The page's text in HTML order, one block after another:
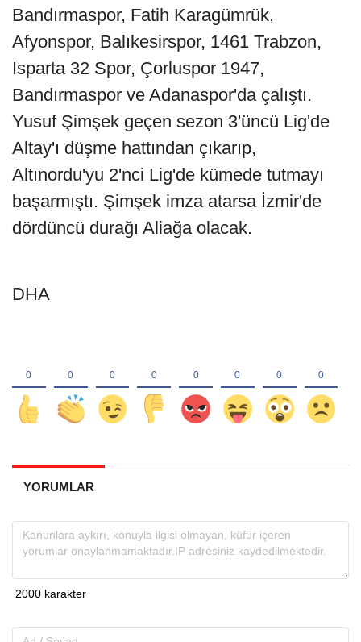
Bandırmaspor, Fatih Karagümrük,
Afyonspor, Balıkesirspor, 1461 Trabzon,
Isparta 32 Spor, Çorluspor 1947,
Bandırmaspor ve Adanaspor'da çalıştı.
Yusuf Şimşek geçen sezon 3'üncü Lig'de
Altay'ı düşme hattından çıkarıp,
Altınordu'yu 2'nci Lig'de kümede tutmayı
başarmıştı. Şimşek imza atarsa İzmir'de
dördüncü durağı Aliağa olacak.
DHA
YORUMLAR